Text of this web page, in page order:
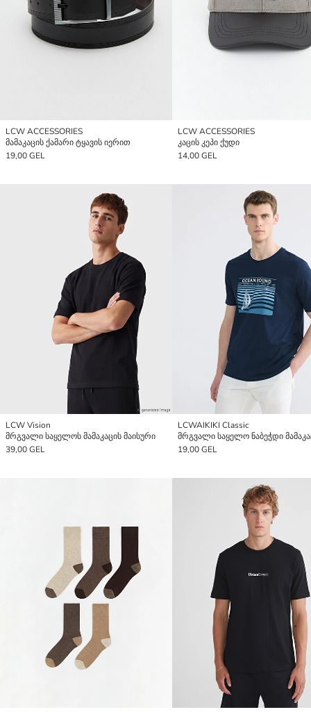
LCW ACCESSORIES
მამაკაცის ქამარი ტყავის იერით
19,00 GEL
LCW ACCESSORIES
კაცის კეპი ქუდი
14,00 GEL
LCW Vision
მრგვალი საყელოს მამაკაცის მაისური
39,00 GEL
LCWAIKIKI Classic
19,00 GEL